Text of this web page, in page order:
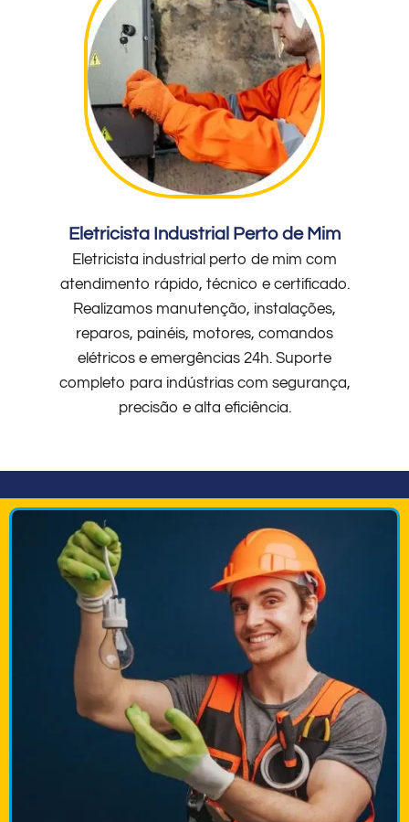
Eletricista Industrial Perto de Mim
Eletricista industrial perto de mim com
atendimento rápido, técnico e certificado.
Realizamos manutenção, instalações,
reparos, painéis, motores, comandos
elétricos e emergências 24h. Suporte
completo para indústrias com segurança,
precisão e alta eficiência.